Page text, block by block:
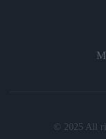
© 2025 All